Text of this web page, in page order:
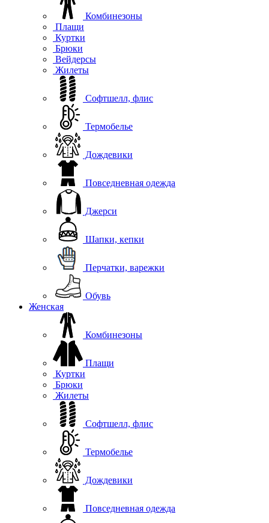
Комбинезоны
Плащи
Куртки
Брюки
Вейдерсы
Жилеты
Софтшелл, флис
Термобелье
Дождевики
Повседневная одежда
Джерси
Шапки, кепки
Перчатки, варежки
Обувь
Женская
Комбинезоны
Плащи
Куртки
Брюки
Жилеты
Софтшелл, флис
Термобелье
Дождевики
Повседневная одежда